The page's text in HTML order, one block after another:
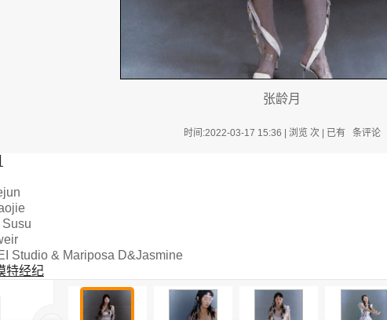
张龄月
时间:2022-03-17 15:36 | 浏览 次 | 已有 条评论
Studio & Mariposa D&Jasmine
特经纪